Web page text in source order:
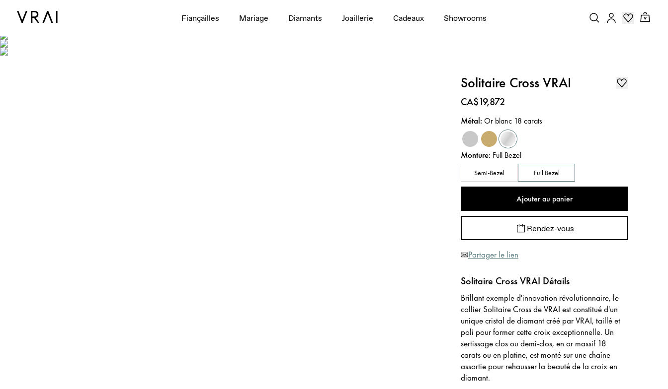
Fiançailles Mariage Diamants Joaillerie Cadeaux Showrooms
Solitaire Cross VRAI
Prix:
CA$19,872
Métal:Or blanc 18 carats
Monture: Full Bezel
Semi-Bezel Full Bezel
Ajouter au panier
Rendez-vous
Partager le lien
Solitaire Cross VRAI Détails
Brillant exemple d'innovation révolutionnaire, le
collier Solitaire Cross de VRAI est constitué d'un
unique cristal de diamant créé par VRAI, taillé et
poli pour former cette croix exceptionnelle. Un
sertissage clos ou demi-clos, en or massif 18
carats ou en platine, est monté sur une chaîne
assortie pour rehausser la beauté de la croix en
diamant.